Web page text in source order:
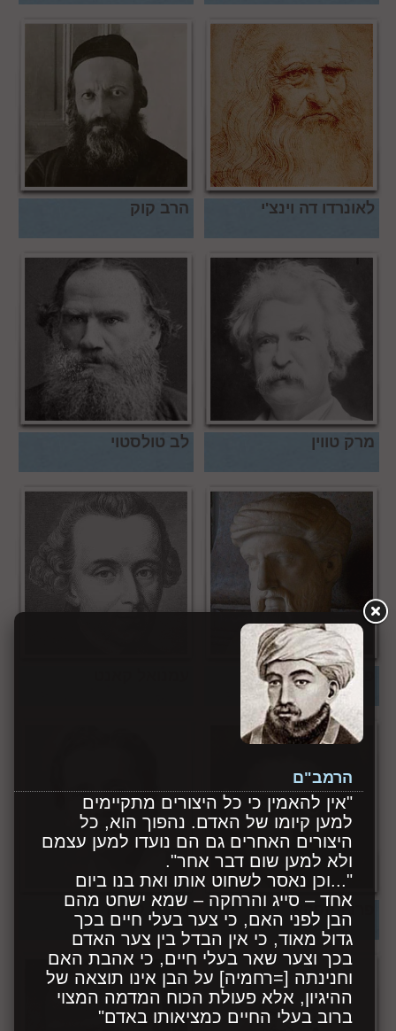
לאונרדו דה וינצ'י הרב קוק
מרק טווין לב טולסטוי
פיתגורס
פרנץ קפקא רייצ'ל קרסון
הרמב"ם
"אין להאמין כי כל היצורים מתקיימים
למען קיומו של האדם. נהפוך הוא, כל
היצורים האחרים גם הם נועדו למען עצמם
ולא למען שום דבר אחר".
"...וכן נאסר לשחוט אותו ואת בנו ביום
אחד – סייג והרחקה – שמא ישחט מהם
הבן לפני האם, כי צער בעלי חיים בכך
גדול מאוד, כי אין הבדל בין צער האדם
בכך וצער שאר בעלי חיים, כי אהבת האם
וחנינתה [=רחמיה] על הבן אינו תוצאה של
ההיגיון, אלא פעולת הכוח המדמה המצוי
ברוב בעלי החיים כמציאותו באדם"